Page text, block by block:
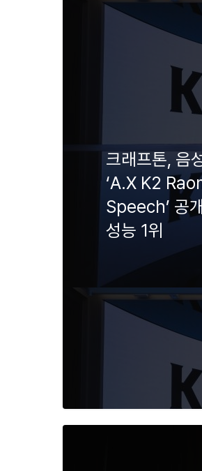
크래프톤, 음
‘A.X K2
Speech’ 공
성능 1위